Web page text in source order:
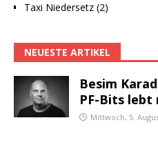
Taxi Niedersetz (2)
NEUESTE ARTIKEL
Besim
PF-Bits lebt
Mittwoch, 5.